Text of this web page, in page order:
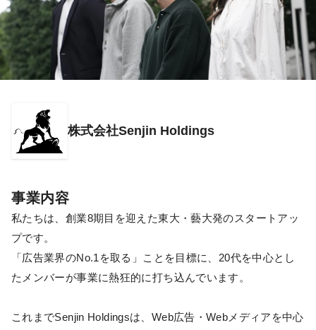
株式会社Senjin Holdings
事業内容
私たちは、創業8期目を迎えた東大・藝大発のスタートアッ
プです。
「広告業界のNo.1を取る」ことを目標に、20代を中心とし
たメンバーが事業に熱狂的に打ち込んでいます。
これまでSenjin Holdingsは、Web広告・Webメディアを中心